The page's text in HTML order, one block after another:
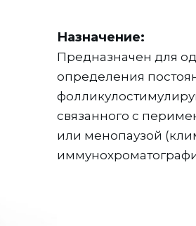
Назначение:
Предназначен для
определения
связанного с
или менопаузой